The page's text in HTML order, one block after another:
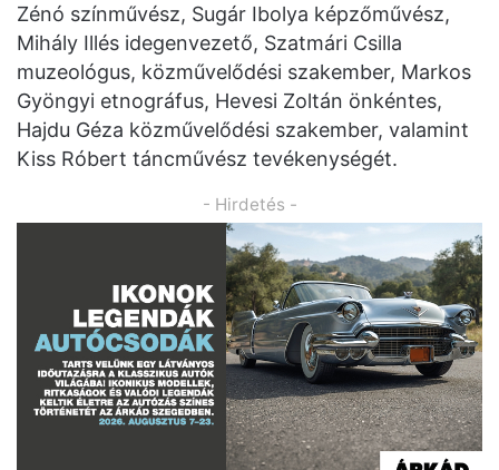
Zénó színművész, Sugár Ibolya képzőművész,
Mihály Illés idegenvezető, Szatmári Csilla
muzeológus, közművelődési szakember, Markos
Gyöngyi etnográfus, Hevesi Zoltán önkéntes,
Hajdu Géza közművelődési szakember, valamint
Kiss Róbert táncművész tevékenységét.
- Hirdetés -